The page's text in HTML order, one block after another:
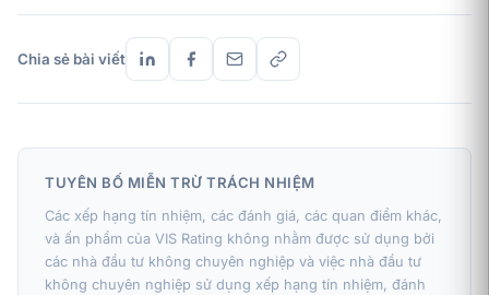
Chia sẻ bài viết
TUYÊN BỐ MIỄN TRỪ TRÁCH NHIỆM
Các xếp hạng tín nhiệm, các đánh giá, các quan điểm khác,
và ấn phẩm của VIS Rating không nhằm được sử dụng bởi
các nhà đầu tư không chuyên nghiệp và việc nhà đầu tư
không chuyên nghiệp sử dụng xếp hạng tín nhiệm, đánh